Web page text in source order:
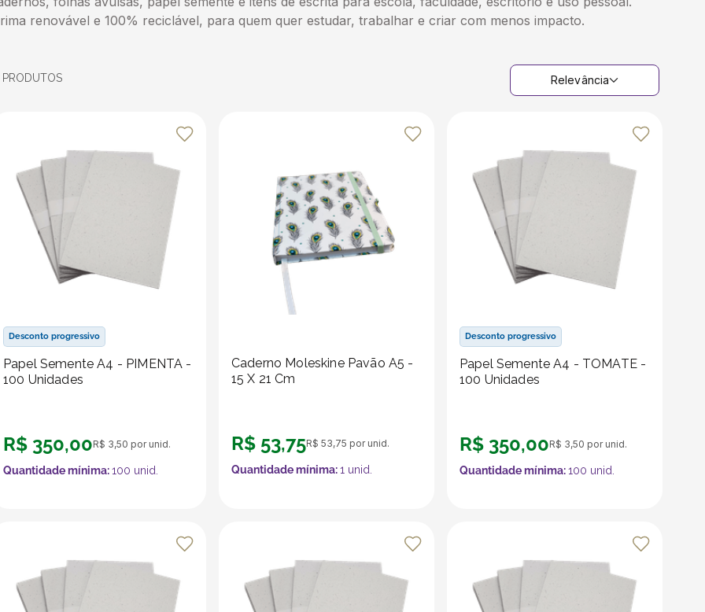
renovável e 100% reciclável, para quem quer estudar, trabalhar e criar com menos impacto.
PRODUTOS Relevância
Desconto progressivo
Papel Semente A4 - PIMENTA -
100 Unidades
R$ 350,00R$ 3,50 por unid.
Quantidade mínima:100 unid.
Caderno Moleskine Pavão A5 -
15 X 21 Cm
R$ 53,75R$ 53,75 por unid.
Quantidade mínima:1 unid.
Desconto progressivo
Papel Semente A4 - TOMATE -
100 Unidades
R$ 350,00R$ 3,50 por unid.
Quantidade mínima:100 unid.